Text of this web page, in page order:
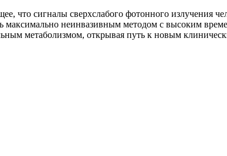
что сигналы сверхслабого фотонного излучения
максимально неинвазивным методом с высоким
метаболизмом, открывая путь к новым